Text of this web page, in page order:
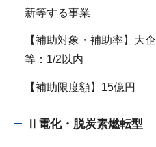
新等する事業
【補助対象・補助率】大
等：1/2以内
【補助限度額】15億円
Ⅱ電化・脱炭素燃転型